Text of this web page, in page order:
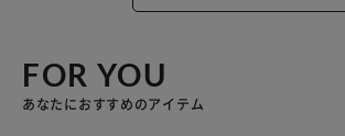
FOR YOU
あなたにおすすめのアイテム